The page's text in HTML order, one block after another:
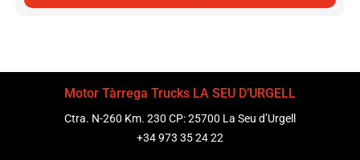
Motor Tàrrega Trucks LA SEU D’URGELL
Ctra. N-260 Km. 230 CP: 25700 La Seu d’Urgell
+34 973 35 24 22